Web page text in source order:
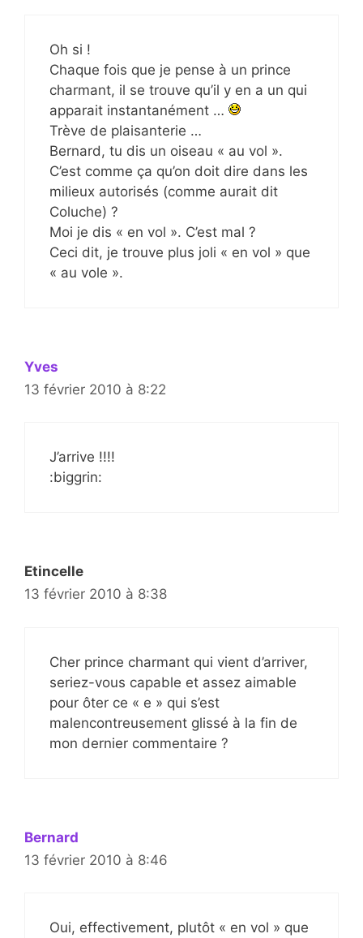
Oh si !
Chaque fois que je pense à un prince
charmant, il se trouve qu’il y en a un qui
apparait instantanément …
Trève de plaisanterie …
Bernard, tu dis un oiseau « au vol ».
C’est comme ça qu’on doit dire dans les
milieux autorisés (comme aurait dit
Coluche) ?
Moi je dis « en vol ». C’est mal ?
Ceci dit, je trouve plus joli « en vol » que
« au vole ».
Yves
13 février 2010 à 8:22
J’arrive !!!!
:biggrin:
Etincelle
13 février 2010 à 8:38
Cher prince charmant qui vient d’arriver,
seriez-vous capable et assez aimable
pour ôter ce « e » qui s’est
malencontreusement glissé à la fin de
mon dernier commentaire ?
Bernard
13 février 2010 à 8:46
Oui, effectivement, plutôt « en vol » que